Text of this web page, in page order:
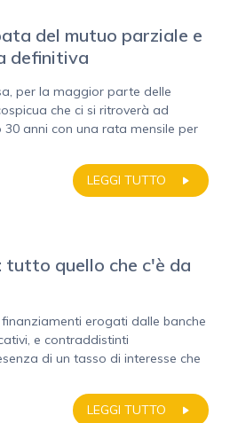
del mutuo parziale e
definitiva
per la maggior parte delle
che ci si ritroverà ad
anni con una rata mensile per
LEGGI TUTTO
tutto quello che c'è da
erogati dalle banche
e contraddistinti
di un tasso di interesse che
LEGGI TUTTO